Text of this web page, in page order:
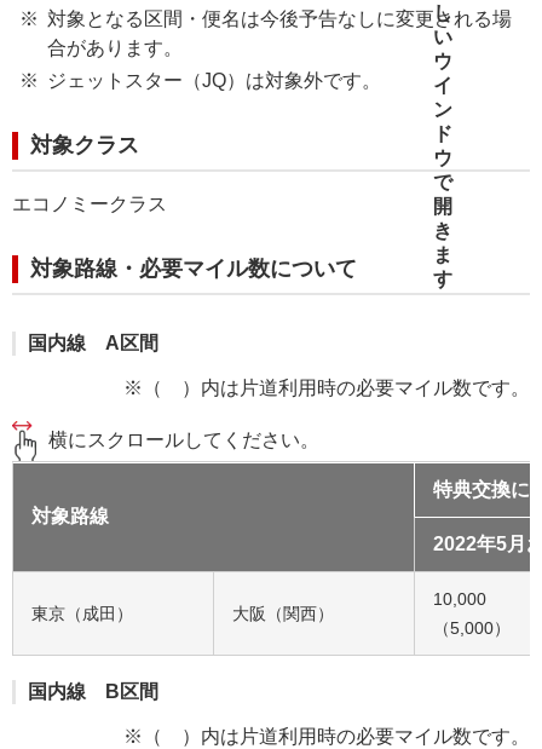
対象となる区間・便名は今後予告なしに変更される場
合があります。
ジェットスター（JQ）は対象外です。
対象クラス
エコノミークラス
対象路線・必要マイル数について
国内線 A区間
※（ ）内は片道利用時の必要マイル数です。
横にスクロールしてください。
対象路線
特典交換に
2022年5月
東京（成田） 大阪（関西）
10,000
（5,000）
国内線 B区間
※（ ）内は片道利用時の必要マイル数です。